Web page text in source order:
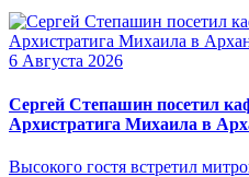
6 Августа 2026
Сергей Степашин посетил
Архистратига Михаила в
Высокого гостя встретил